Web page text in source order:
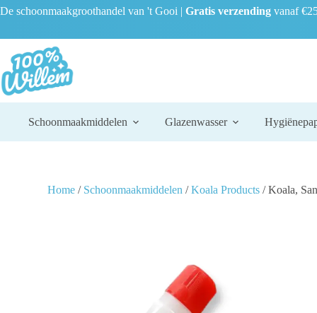
De schoonmaakgroothandel van 't Gooi | Gratis verzending vanaf
Schoonmaakmiddelen Glazenwasser
Home / Schoonmaakmiddelen /Koala Products / Koala,